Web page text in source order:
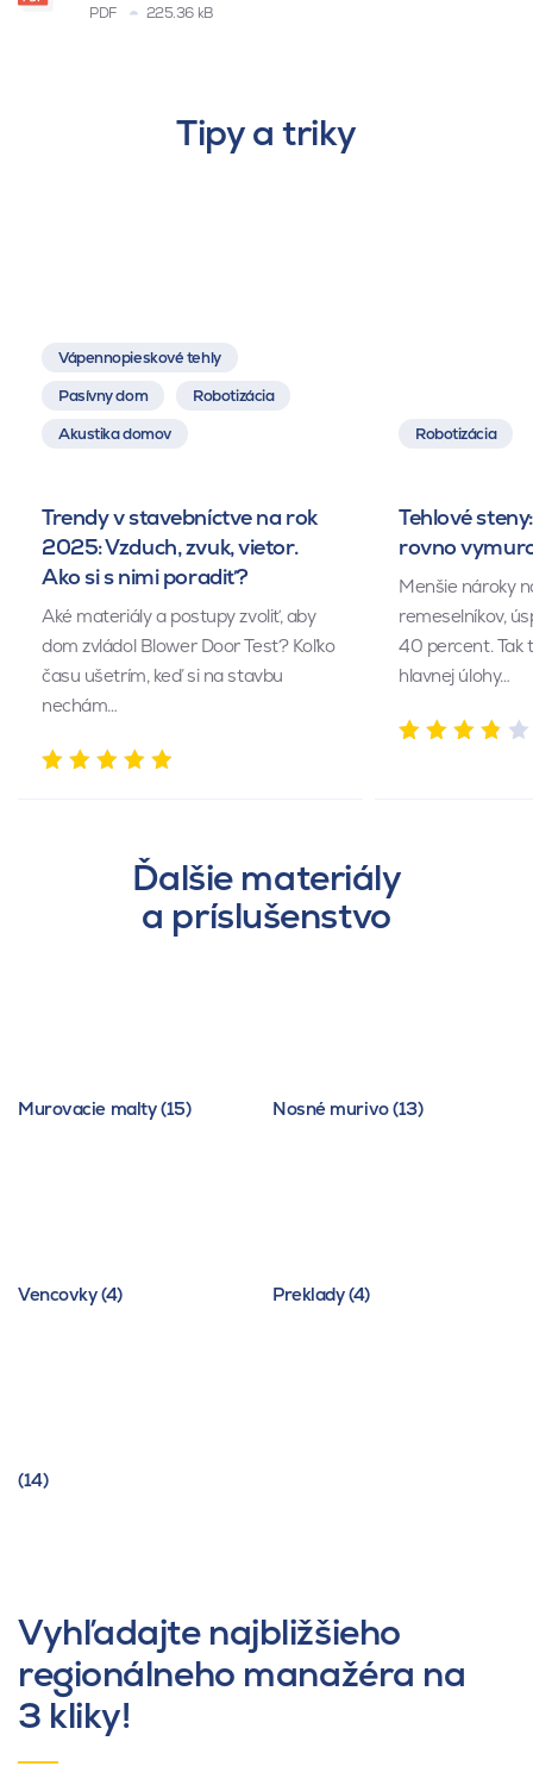
PDF 225.36 kB
Tipy a triky
Vápennopieskové tehly
Pasívny dom
Robotizácia
Akustika domov
Trendy v stavebníctve na rok
2025: Vzduch, zvuk, vietor.
Ako si s nimi poradiť?
Aké materiály a postupy zvoliť, aby
dom zvládol Blower Door Test? Koľko
času ušetrím, keď si na stavbu
nechám…
Robotizácia
Tehlové
rovno
Menšie nároky
remeselníkov,
40 percent. Tak
hlavnej úlohy…
Ďalšie materiály
a príslušenstvo
Murovacie malty (15) Nosné murivo (13)
Vencovky (4) Preklady (4)
(14)
Vyhľadajte najbližšieho
regionálneho manažéra na
3 kliky!